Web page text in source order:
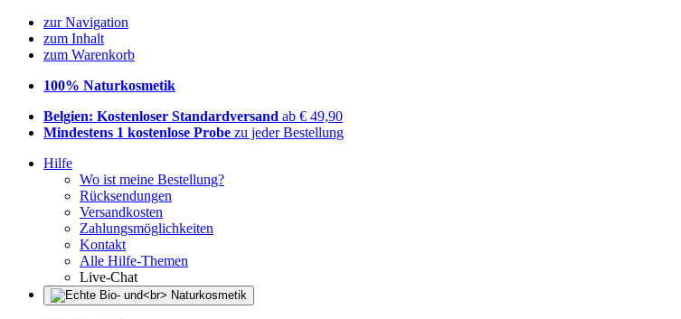
zur Navigation
zum Inhalt
zum Warenkorb
100% Naturkosmetik
Belgien: Kostenloser Standardversand ab € 49,90
Mindestens 1 kostenlose Probe zu jeder Bestellung
Hilfe
Wo ist meine Bestellung?
Rücksendungen
Versandkosten
Zahlungsmöglichkeiten
Kontakt
Alle Hilfe-Themen
Live-Chat